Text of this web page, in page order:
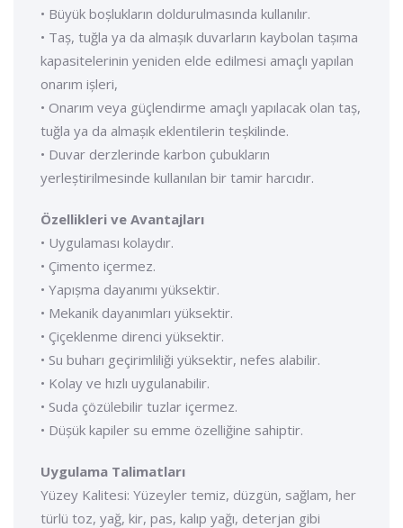
• Büyük boșlukların doldurulmasında kullanılır.
• Taș, tuğla ya da almașık duvarların kaybolan tașıma
kapasitelerinin yeniden elde edilmesi amaçlı yapılan
onarım ișleri,
• Onarım veya güçlendirme amaçlı yapılacak olan taș,
tuğla ya da almașık eklentilerin teșkilinde.
• Duvar derzlerinde karbon çubukların
yerleștirilmesinde kullanılan bir tamir harcıdır.
Özellikleri ve Avantajları
• Uygulaması kolaydır.
• Çimento içermez.
• Yapıșma dayanımı yüksektir.
• Mekanik dayanımları yüksektir.
• Çiçeklenme direnci yüksektir.
• Su buharı geçirimliliği yüksektir, nefes alabilir.
• Kolay ve hızlı uygulanabilir.
• Suda çözülebilir tuzlar içermez.
• Düșük kapiler su emme özelliğine sahiptir.
Uygulama Talimatları
Yüzey Kalitesi: Yüzeyler temiz, düzgün, sağlam, her
türlü toz, yağ, kir, pas, kalıp yağı, deterjan gibi